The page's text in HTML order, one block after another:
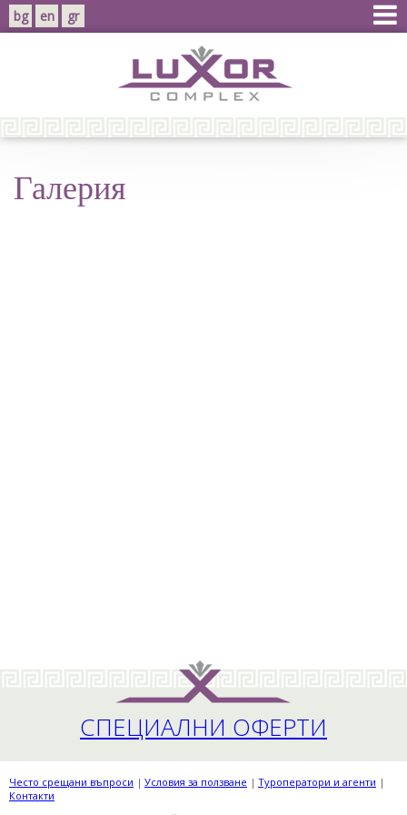
bg en gr
Галерия
СПЕЦИАЛНИ ОФЕРТИ
Често срещани въпроси Условия за ползване
Tуроператори и агенти
Контакти